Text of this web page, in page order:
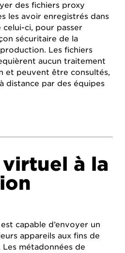
des fichiers proxy
les avoir enregistrés dans
celui-ci, pour passer
sécuritaire de la
Les fichiers
aucun traitement
et peuvent être consultés,
distance par des équipes
à la
capable d’envoyer un
appareils aux fins de
métadonnées de